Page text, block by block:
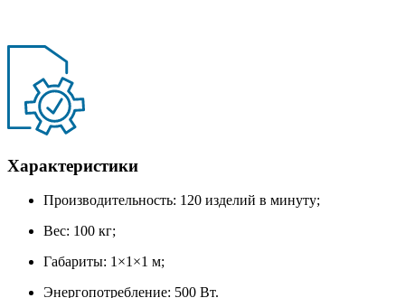
Характеристики
Производительность: 120 изделий в минуту;
Вес: 100 кг;
Габариты: 1×1×1 м;
Энергопотребление: 500 Вт.